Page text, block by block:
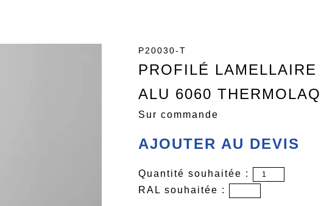
P20030-T
PROFILÉ
ALU 6060
Sur commande
AJOUTER AU DEVIS
Quantité souhaitée :
RAL souhaitée :